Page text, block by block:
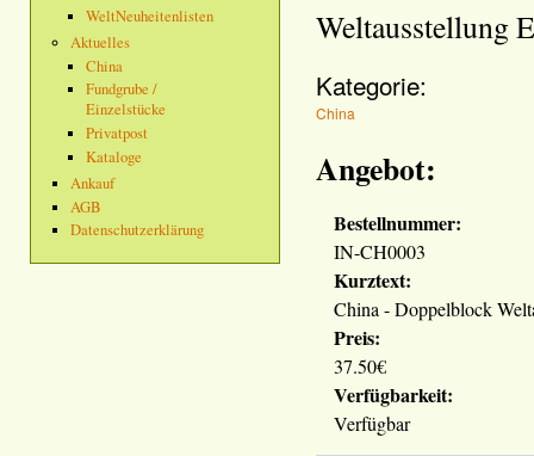
WeltNeuheitenlisten
Aktuelles
China
Fundgrube /
Einzelstücke
Privatpost
Kataloge
Ankauf
AGB
Datenschutzerklärung
Kategorie:
China
Angebot:
Bestellnummer:
IN-CH0003
Kurztext:
China - Doppelblock
Preis:
37.50€
Verfügbarkeit:
Verfügbar